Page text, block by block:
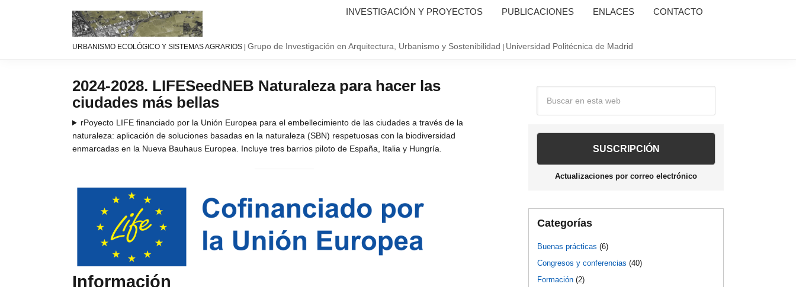
Urbanismo
sistemas
agrarios
Linea
GIAU+S
(UPM)
URBANISMO ECOLÓGICO Y SISTEMAS AGRARIOS | Grupo de Investigación en Arquitectura, Urbanismo y Sostenibilidad Universidad Politécnica de Madrid
INVESTIGACIÓN Y PROYECTOS PUBLICACIONES ENLACES CONTACTO
2024-2028. LIFESeedNEB Naturaleza para hacer las
ciudades más bellas
rPoyecto LIFE financiado por la Unión Europea para el embellecimiento de las ciudades a través de la
naturaleza: aplicación de soluciones basadas en la naturaleza (SBN) respetuosas con la biodiversidad
enmarcadas en la Nueva Bauhaus Europea. Incluye tres barrios piloto de España, Italia y Hungría.
Información
Barra
lateral
principal
Actualizaciones por correo electrónico
Categorías
Buenas prácticas (6)
Congresos y conferencias (40)
Formación (2)